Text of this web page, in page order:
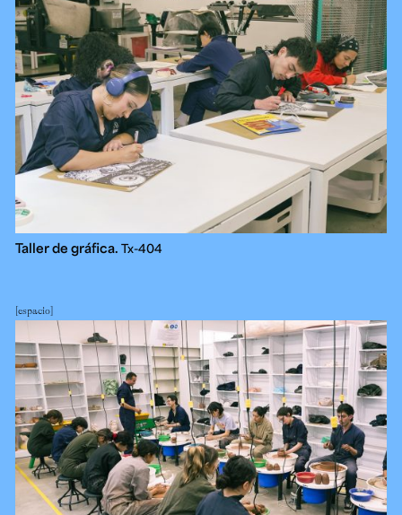
Taller de gráfica. Tx-404
espacio